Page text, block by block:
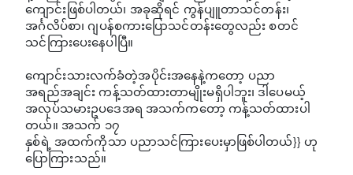
ကျောင်းဖြစ်ပါတယ်၊ အခုဆိုရင် ကွန်ပျူတာသင်တန်း၊
အင်္ဂလိပ်စာ၊ ဂျပန်စကားပြောသင်တန်းတွေလည်း စတင်
သင်ကြားပေးနေပါပြီ။
ကျောင်းသားလက်ခံတဲ့အပိုင်းအနေနဲ့ကတော့ ပညာ
အရည်အချင်း ကန့်သတ်ထားတာမျိုးမရှိပါဘူး၊ ဒါပေမယ့်
အလုပ်သမားဥပဒေအရ အသက်ကတော့ ကန့်သတ်ထားပါ
တယ်။ အသက် ၁၇
နှစ်ရဲ့ အထက်ကိုသာ ပညာသင်ကြားပေးမှာဖြစ်ပါတယ်}} ဟု
ပြောကြားသည်။